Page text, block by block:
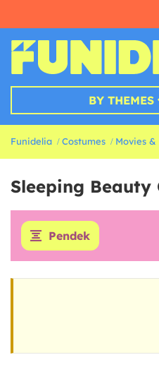
BY THEMES
Funidelia Costumes Movies &
Sleeping Beauty
Pendek